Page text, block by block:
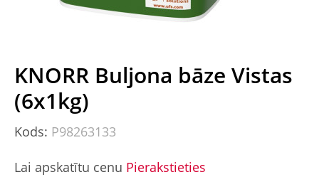
KNORR Buljona bāze Vistas
(6x1kg)
Kods: P98263133
Lai apskatītu cenu Pierakstieties